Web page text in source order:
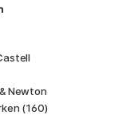
Newton
(160)